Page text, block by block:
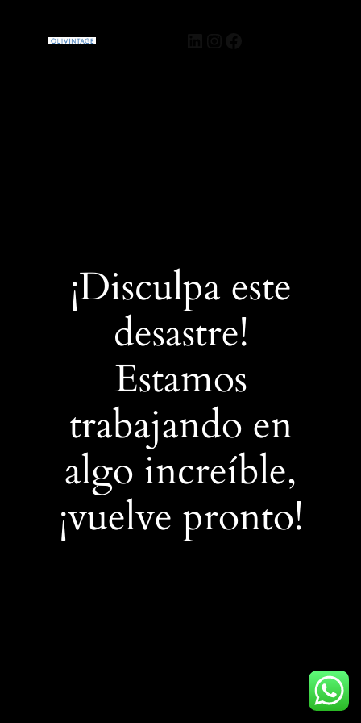
¡Disculpa este
desastre!
Estamos
trabajando en
algo increíble,
¡vuelve pronto!